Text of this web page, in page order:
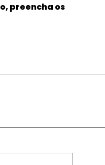
preencha os